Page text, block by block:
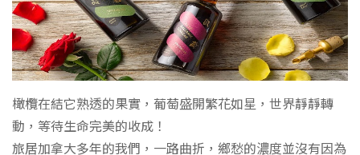
橄欖在結它熟透的果實，葡萄盛開繁花如星，世界靜靜轉
動，等待生命完美的收成！
旅居加拿大多年的我們，一路曲折，鄉愁的濃度並沒有因為